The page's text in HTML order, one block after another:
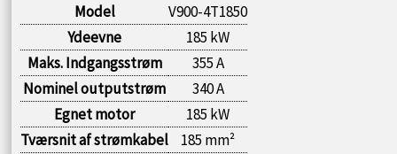
Model
V900-4T1850
Ydeevne
185 kW
Maks. Indgangsstrøm
355 A
Nominel outputstrøm
340 A
Egnet motor
185 kW
Tværsnit af strømkabel
185 mm²